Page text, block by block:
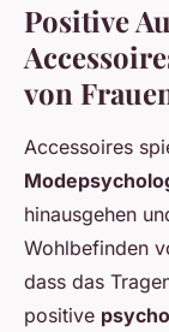
Wie
Emma•16. Juni
Positive
von
Accessoires
hinausgehen
Wohlbefinden
dass das
positive